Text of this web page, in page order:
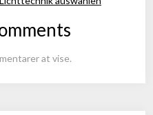
at vise.